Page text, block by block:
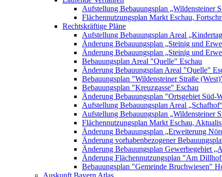
Aufstellung Bebauungsplan „Wildensteiner
Flächennutzungsplan Markt Eschau,
Rechtskräftige Pläne
Aufstellung Bebauungsplan Areal
Änderung Bebauungsplan „Steinig und
Änderung Bebauungsplan „Steinig und
Bebauungsplan Areal "Quelle" Eschau
Änderung Bebauungsplan Areal "Quelle"
Bebauungsplan "Wildensteiner Straße
Bebauungsplan "Kreuzgasse" Eschau
Änderung Bebauungsplan "Ortsgebiet Süd-
Aufstellung Bebauungsplan Areal
Aufstellung Bebauungsplan „Wildensteiner
Flächennutzungsplan Markt Eschau,
Änderung Bebauungsplan „Erweiterung
Änderung vorhabenbezogener
Änderung Bebauungsplan Gewerbegebiet
Änderung Flächennutzungsplan "Am
Bebauungsplan "Gemeinde Bruchwiesen"
Auskunft Bayern Atlas